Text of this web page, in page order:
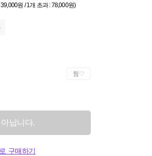
원 / 1개 초과 : 78,000원)
찜
닙니다.
구매하기